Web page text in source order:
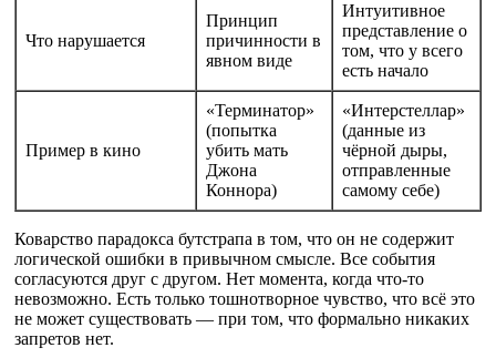
Что нарушается
Принцип
причинности в
явном виде
Интуитивное
представление о
том, что у всего
есть начало
Пример в кино
«Терминатор»
(попытка
убить мать
Джона
Коннора)
«Интерстеллар»
(данные из
чёрной дыры,
отправленные
самому себе)
Коварство парадокса бутстрапа в том, что он не содержит
логической ошибки в привычном смысле. Все события
согласуются друг с другом. Нет момента, когда что-то
невозможно. Есть только тошнотворное чувство, что всё это
не может существовать — при том, что формально никаких
запретов нет.